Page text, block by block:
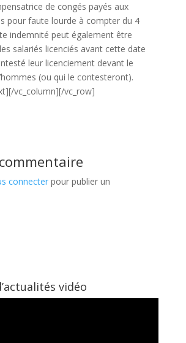
de congés payés aux
pour faute lourde à compter du 4
indemnité peut également être
salariés licenciés avant cette date
leur licenciement devant le
(ou qui le contesteront).
vc_column][/vc_row]
connecterpour publier un
vidéo